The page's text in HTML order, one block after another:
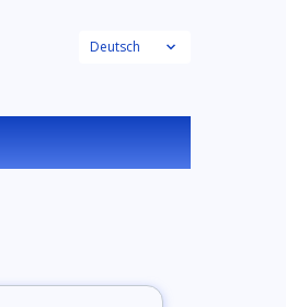
Deutsch